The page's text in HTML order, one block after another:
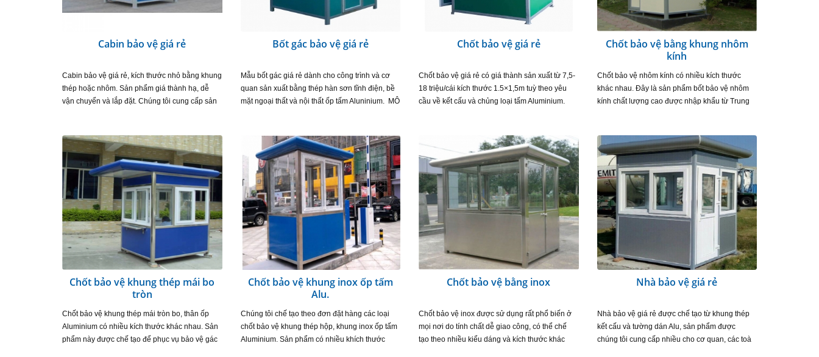
Cabin bảo vệ giá rẻ
Cabin bảo vệ giá rẻ, kích thước nhỏ bằng khung
thép hoặc nhôm. Sản phẩm giá thành hạ, dễ
vận chuyển và lắp đặt. Chúng tôi cung cấp sản
Bốt gác bảo vệ giá rẻ
Mẫu bốt gác giá rẻ dành cho công trình và cơ
quan sản xuất bằng thép hàn sơn tĩnh điện, bề
mặt ngoại thất và nội thất ốp tấm Aluninium. MÔ
Chốt bảo vệ giá rẻ
Chốt bảo vệ giá rẻ có giá thành sản xuất từ 7,5-
18 triệu/cái kích thước 1.5×1,5m tuỳ theo yêu
cầu về kết cấu và chủng loại tấm Aluminium.
Chốt bảo vệ bằng khung nhôm
kính
Chốt bảo vệ nhôm kính có nhiều kích thước
khác nhau. Đây là sản phẩm bốt bảo vệ nhôm
kính chất lượng cao được nhập khẩu từ Trung
Chốt bảo vệ khung thép mái bo
tròn
Chốt bảo vệ khung thép mái tròn bo, thân ốp
Aluminium có nhiều kích thước khác nhau. Sản
phẩm này được chế tạo để phục vụ bảo vệ gác
Chốt bảo vệ khung inox ốp tấm
Alu.
Chúng tôi chế tạo theo đơn đặt hàng các loại
chốt bảo vệ khung thép hộp, khung inox ốp tấm
Aluminium. Sản phẩm có nhiều khích thước
Chốt bảo vệ bằng inox
Chốt bảo vệ inox được sử dụng rất phổ biến ở
mọi nơi do tính chất dễ giao công, có thể chế
tạo theo nhiều kiểu dáng và kích thước khác
Nhà bảo vệ giá rẻ
Nhà bảo vệ giá rẻ được chế tạo từ khung thép
kết cấu và tường dán Alu, sản phẩm được
chúng tôi cung cấp nhiều cho cơ quan, các toà